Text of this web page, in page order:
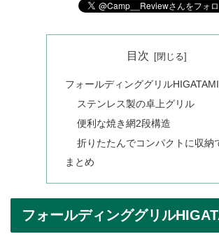
目次
フォールディンググリル
ステンレス製の卓上グリル
便利な焼き網2段構造
折りたたんでコンパクトに収納
まとめ
フォールディンググリル